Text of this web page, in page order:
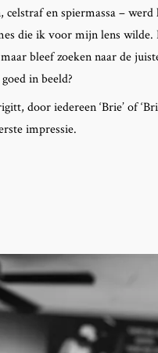
celstraf en spiermassa –
die ik voor mijn lens wilde.
bleef zoeken naar de
in beeld?
door iedereen ‘Brie’ of
impressie.